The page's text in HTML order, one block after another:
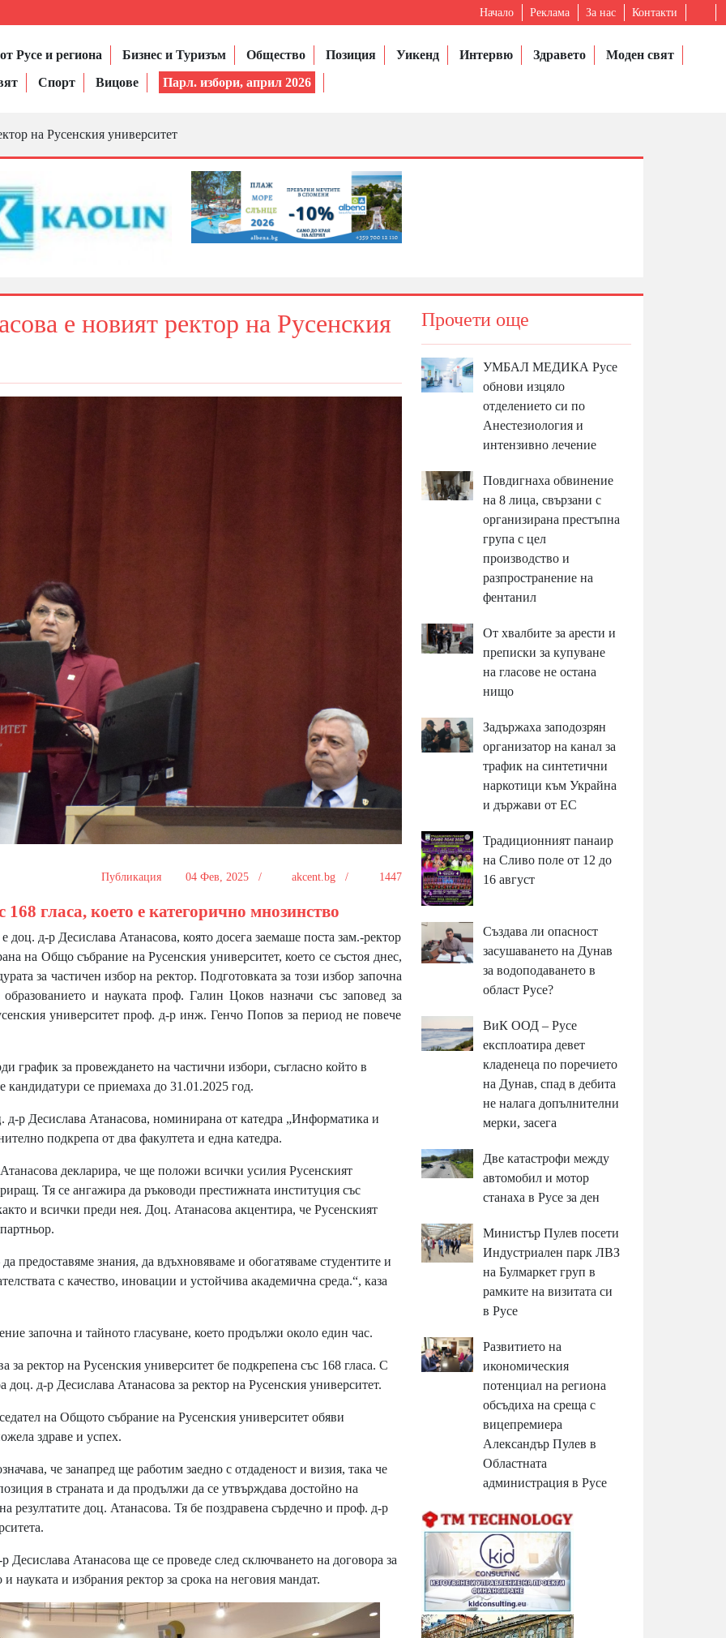
Начало Реклама За нас Контакти
Русе и региона Бизнес и Туризъм Общество Позиция Уикенд Интервю Здравето
Моден свят
Спорт Вицове Парл. избори, април 2026
на Русенския университет
е новият ректор на Русенския
Публикация 04 Фев, 2025 / akcent.bg / 1447
гласа, което е категорично мнозинство
д-р Десислава Атанасова, която досега заемаше поста зам.-ректор
на Общо събрание на Русенския университет, което се състоя днес,
за частичен избор на ректор. Подготовката за този избор започна
и науката проф. Галин Цоков назначи със заповед за
университет проф. д-р инж. Генчо Попов за период не повече
график за провеждането на частични избори, съгласно който в
кандидатури се приемаха до 31.01.2025 год.
д-р Десислава Атанасова, номинирана от катедра „Информатика и
подкрепа от два факултета и една катедра.
декларира, че ще положи всички усилия Русенският
Тя се ангажира да ръководи престижната институция със
и всички преди нея. Доц. Атанасова акцентира, че Русенският
предоставяме знания, да вдъхновяваме и обогатяваме студентите и
с качество, иновации и устойчива академична среда.“, каза
започна и тайното гласуване, което продължи около един час.
ректор на Русенския университет бе подкрепена със 168 гласа. С
д-р Десислава Атанасова за ректор на Русенския университет.
на Общото събрание на Русенския университет обяви
здраве и успех.
че занапред ще работим заедно с отдаденост и визия, така че
в страната и да продължи да се утвърждава достойно на
резултатите доц. Атанасова. Тя бе поздравена сърдечно и проф. д-р
Атанасова ще се проведе след сключването на договора за
и избрания ректор за срока на неговия мандат.
Прочети още
УМБАЛ МЕДИКА Русе
обнови изцяло
отделението си по
Анестезиология и
интензивно лечение
Повдигнаха обвинение
на 8 лица, свързани с
организирана престъпна
група с цел
производство и
разпространение на
фентанил
От хвалбите за арести и
преписки за купуване
на гласове не остана
нищо
Задържаха заподозрян
организатор на канал за
трафик на синтетични
наркотици към Украйна
и държави от ЕС
Традиционният панаир
на Сливо поле от 12 до
16 август
Създава ли опасност
засушаването на Дунав
за водоподаването в
област Русе?
ВиК ООД – Русе
експлоатира девет
кладенеца по поречието
на Дунав, спад в дебита
не налага допълнителни
мерки, засега
Две катастрофи между
автомобил и мотор
станаха в Русе за ден
Министър Пулев посети
Индустриален парк ЛВЗ
на Булмаркет груп в
рамките на визитата си
в Русе
Развитието на
икономическия
потенциал на региона
обсъдиха на среща с
вицепремиера
Александър Пулев в
Областната
администрация в Русе